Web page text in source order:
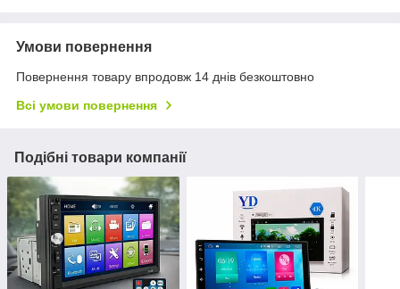
Умови повернення
Повернення товару впродовж 14 днів безкоштовно
Всі умови повернення
Подібні товари компанії